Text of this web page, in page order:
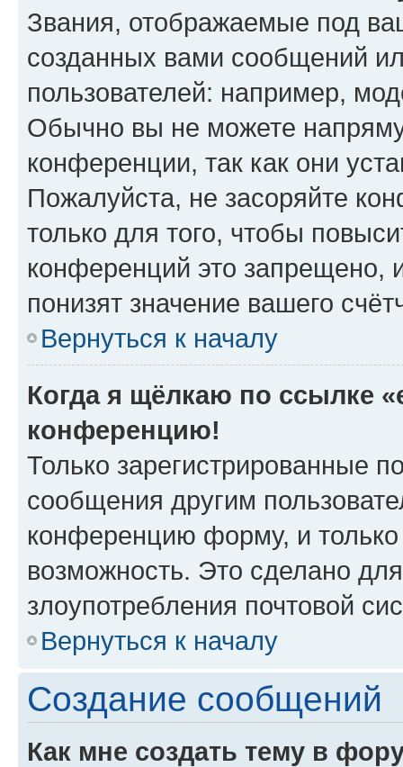
Звания, отображаемые под
созданных вами сообщений
пользователей: например,
Обычно вы не можете
конференции, так как они
Пожалуйста, не засоряйте
только для того, чтобы
конференций это запрещено,
понизят значение вашего
Вернуться к началу
Когда я щёлкаю по ссылке
конференцию!
Только зарегистрированные
сообщения другим
конференцию форму, и
возможность. Это сделано
злоупотребления почтовой
Вернуться к началу
Создание сообщений
Как мне создать тему в